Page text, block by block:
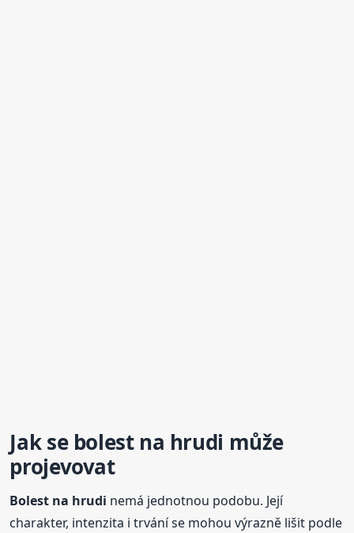
Jak se bolest na hrudi může
projevovat
Bolest na hrudi nemá jednotnou podobu. Její
charakter, intenzita i trvání se mohou výrazně lišit podle